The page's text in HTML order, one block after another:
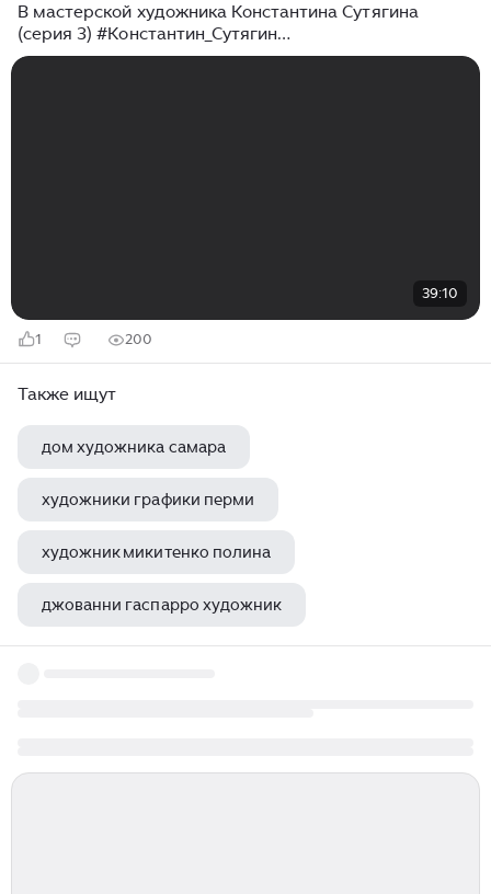
В мастерской художника Константина Сутягина
(серия 3) #Константин_Сутягин
#Мастерская_художника #Живопись
39:10
1 200
Также ищут
дом художника самара
художники графики перми
художник микитенко полина
джованни гаспарро художник